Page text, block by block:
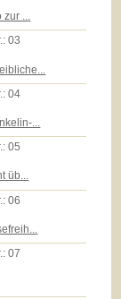
zur ...
03
04
...
05
üb...
06
07